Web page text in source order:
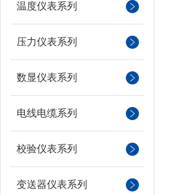
温度仪表系列
压力仪表系列
数显仪表系列
电线电缆系列
校验仪表系列
变送器仪表系列